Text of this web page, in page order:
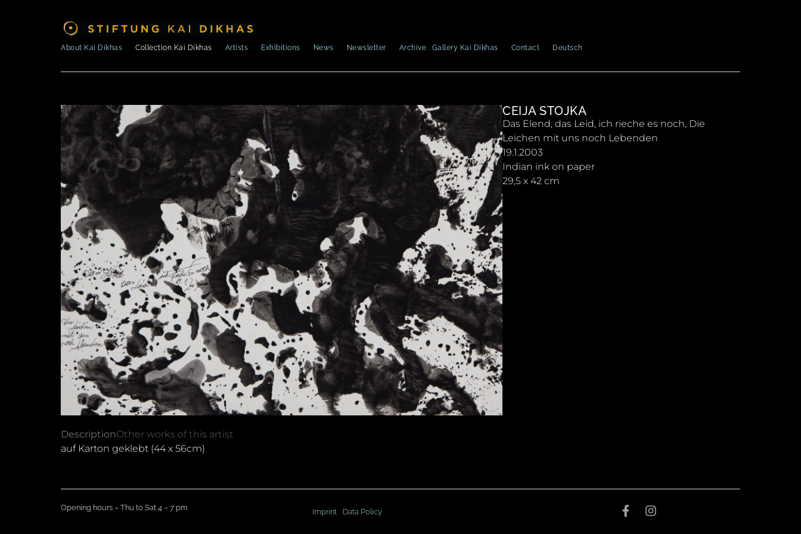
About Kai Dikhas Collection Kai Dikhas Artists Exhibitions News Newsletter Archive . Gallery Kai Dikhas Contact Deutsch
CEIJA STOJKA
Das Elend, das Leid, ich rieche es noch, Die
Leichen mit uns noch Lebenden
19.1.2003
Indian ink on paper
29,5 x 42 cm
DescriptionOther works of this artist
auf Karton geklebt (44 x 56cm)
Opening hours – Thu to Sat 4 – 7 pm Imprint Data Policy